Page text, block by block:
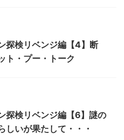
探検リベンジ編【4】断
ト・プー・トーク
探検リベンジ編【6】謎の
しいが果たして・・・